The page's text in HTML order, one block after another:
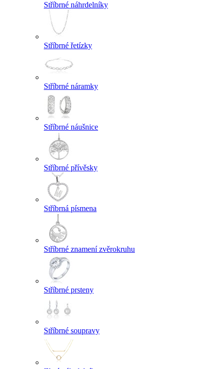
Stříbrné náhrdelníky
Stříbrné řetízky
Stříbrné náramky
Stříbrné náušnice
Stříbrné přívěsky
Stříbrná písmena
Stříbrné znamení zvěrokruhu
Stříbrné prsteny
Stříbrné soupravy